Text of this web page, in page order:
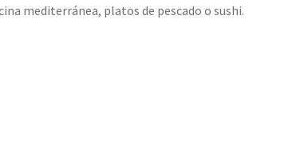
mediterránea, platos de pescado o sushi.